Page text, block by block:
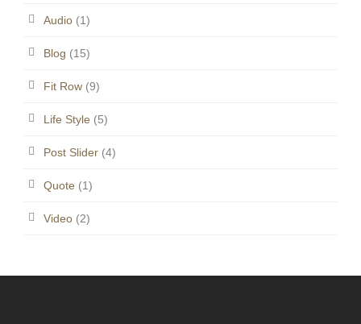
Audio (1)
Blog (15)
Fit Row (9)
Life Style (5)
Post Slider (4)
Quote (1)
Video (2)